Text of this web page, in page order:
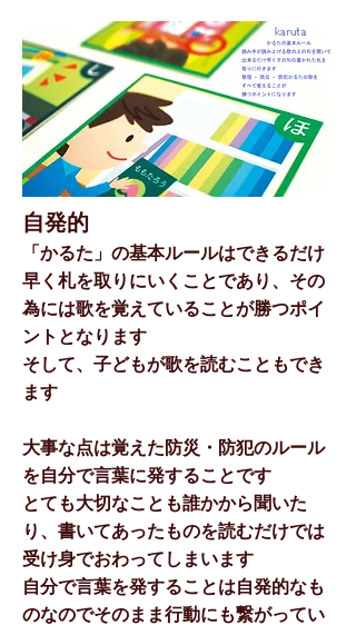
自発的
「かるた」の基本ルールはできるだけ
早く札を取りにいくことであり、その
為には歌を覚えていることが勝つポイ
ントとなります
そして、子どもが歌を読むこともでき
ます
大事な点は覚えた防災・防犯のルール
を自分で言葉に発することです
とても大切なことも誰かから聞いた
り、書いてあったものを読むだけでは
受け身でおわってしまいます
​自分で言葉を発することは自発的なも
のなのでそのまま行動にも繋がってい